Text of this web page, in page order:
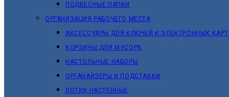
ПОДВЕСНЫЕ ПАПКИ
ОРГАНИЗАЦИЯ РАБОЧЕГО МЕСТА
АКСЕССУАРЫ ДЛЯ КЛЮЧЕЙ И ЭЛЕКТРОННЫХ КАРТ
КОРЗИНЫ ДЛЯ МУСОРА
НАСТОЛЬНЫЕ НАБОРЫ
ОРГАНАЙЗЕРЫ И ПОДСТАВКИ
ЛОТКИ НАСТЕННЫЕ